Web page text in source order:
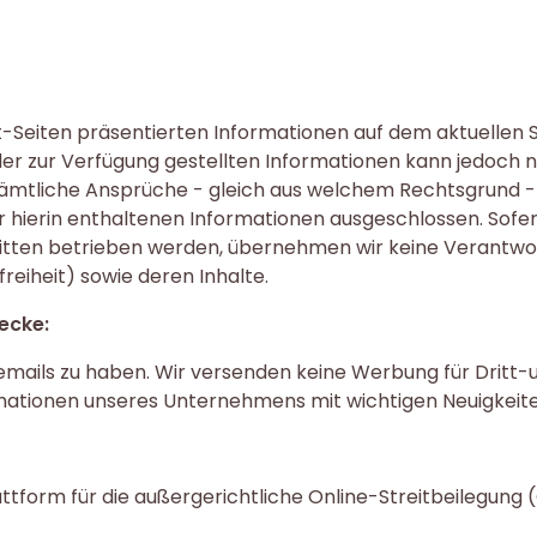
Seiten präsentierten Informationen auf dem aktuellen
zur Verfügung gestellten Informationen kann jedoch
Ansprüche - gleich aus welchem Rechtsgrund
enthaltenen Informationen ausgeschlossen.
betrieben werden, übernehmen wir keine
sowie deren Inhalte.
zu haben. Wir versenden keine Werbung für
unseres Unternehmens mit wichtigen
für die außergerichtliche Online-